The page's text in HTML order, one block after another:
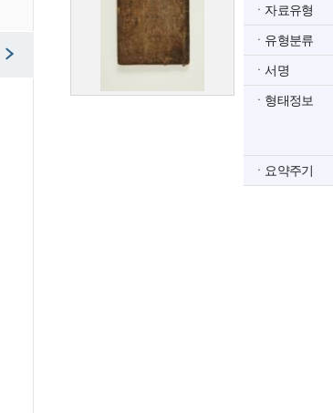
ㆍ자료유형
ㆍ유형분류
ㆍ서명
ㆍ형태정보
ㆍ요약주기